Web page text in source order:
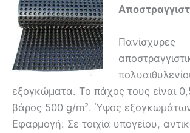
Πανίσχυρες
εξογκώματα. Το πάχος τους είναι
βάρος 500 g/m². Ύψος
Εφαρμογή: Σε τοιχία υπογείου,